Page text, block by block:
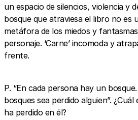
un espacio de silencios, violencia y
bosque que atraviesa el libro no es
metáfora de los miedos y
personaje. ‘Carne’ incomoda y
frente.
P. “En cada persona hay un
bosques sea perdido alguien”.
ha perdido en él?